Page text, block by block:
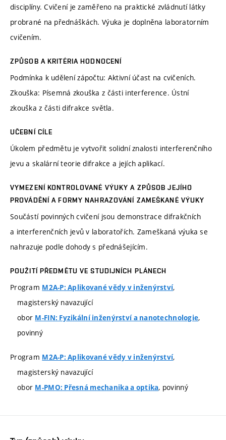
disciplíny. Cvičení je zaměřeno na praktické zvládnutí látky
probrané na přednáškách. Výuka je doplněna laboratorním
cvičením.
ZPŮSOB A KRITÉRIA HODNOCENÍ
Podmínka k udělení zápočtu: Aktivní účast na cvičeních.
Zkouška: Písemná zkouška z části interference. Ústní
zkouška z části difrakce světla.
UČEBNÍ CÍLE
Úkolem předmětu je vytvořit solidní znalosti interferenčního
jevu a skalární teorie difrakce a jejích aplikací.
VYMEZENÍ KONTROLOVANÉ VÝUKY A ZPŮSOB JEJÍHO
PROVÁDĚNÍ A FORMY NAHRAZOVÁNÍ ZAMEŠKANÉ VÝUKY
Součástí povinných cvičení jsou demonstrace difrakčních
a interferenčních jevů v laboratořích. Zameškaná výuka se
nahrazuje podle dohody s přednášejícím.
POUŽITÍ PŘEDMĚTU VE STUDIJNÍCH PLÁNECH
Program M2A-P: Aplikované vědy v inženýrství,
magisterský navazující
obor M-FIN: Fyzikální inženýrství a nanotechnologie,
povinný
Program M2A-P: Aplikované vědy v inženýrství,
magisterský navazující
obor M-PMO: Přesná mechanika a optika, povinný